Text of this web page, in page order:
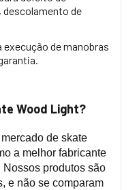
de
execução de manobras
Wood Light?
de skate
a melhor fabricante
produtos são
e não se comparam